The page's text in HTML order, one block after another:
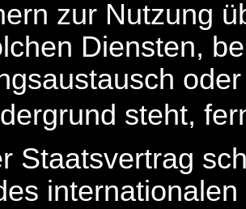
zur Nutzung
Diensten,
steht,
Staatsvertrag